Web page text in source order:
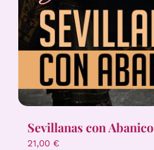
Sevillanas con Abanico
21,00 €